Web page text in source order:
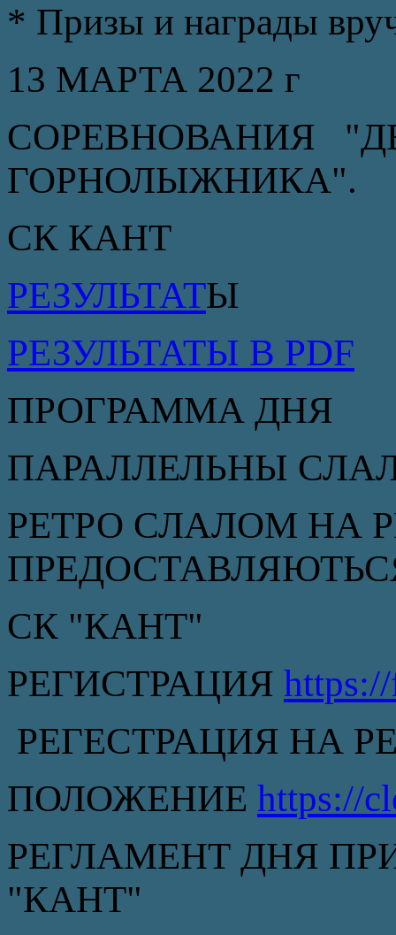
* Призы и награды
13 МАРТА 2022 г
СОРЕВНОВАНИЯ
ГОРНОЛЫЖНИКА".
СК КАНТ
РЕЗУЛЬТАТЫ
РЕЗУЛЬТАТЫ В PDF
ПРОГРАММА ДНЯ
ПАРАЛЛЕЛЬНЫ
РЕТРО СЛАЛОМ НА
СК "КАНТ"
РЕГИСТРАЦИЯ
РЕГЕСТРАЦИЯ НА
ПОЛОЖЕНИЕ https://
РЕГЛАМЕНТ ДНЯ
"КАНТ"